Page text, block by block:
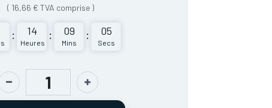
( 16,66 € TVA comprise )
: 14
Heures
: 09
Mins
: 05
Secs